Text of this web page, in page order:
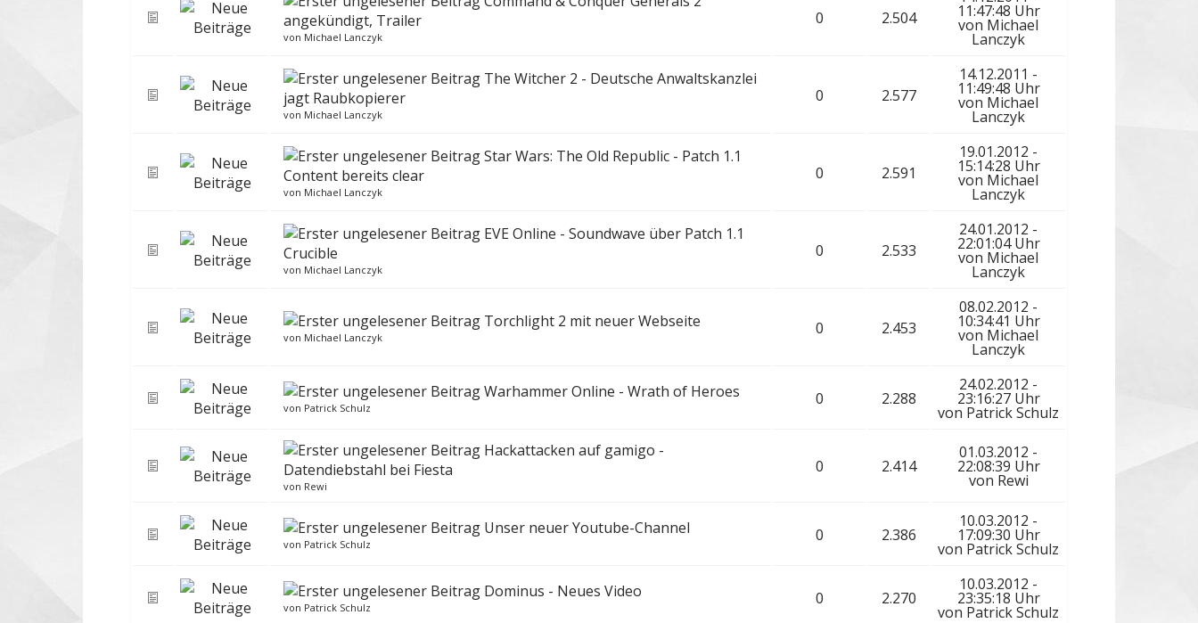
angekündigt, Trailer
von Michael Lanczyk
0 2.504 11:47:48 Uhr
von Michael
Lanczyk
The Witcher 2 - Deutsche Anwaltskanzlei
jagt Raubkopierer
von Michael Lanczyk
0 2.577
14.12.2011 -
11:49:48 Uhr
von Michael
Lanczyk
Star Wars: The Old Republic - Patch 1.1
Content bereits clear
von Michael Lanczyk
0 2.591
19.01.2012 -
15:14:28 Uhr
von Michael
Lanczyk
EVE Online - Soundwave über Patch 1.1
Crucible
von Michael Lanczyk
0 2.533
24.01.2012 -
22:01:04 Uhr
von Michael
Lanczyk
Torchlight 2 mit neuer Webseite
von Michael Lanczyk 0 2.453
08.02.2012 -
10:34:41 Uhr
von Michael
Lanczyk
Warhammer Online - Wrath of Heroes
von Patrick Schulz 0 2.288
24.02.2012 -
23:16:27 Uhr
von Patrick Schulz
Hackattacken auf gamigo -
Datendiebstahl bei Fiesta
von Rewi
0 2.414
01.03.2012 -
22:08:39 Uhr
von Rewi
Unser neuer Youtube-Channel
von Patrick Schulz 0 2.386
10.03.2012 -
17:09:30 Uhr
von Patrick Schulz
Dominus - Neues Video
von Patrick Schulz 0 2.270
10.03.2012 -
23:35:18 Uhr
von Patrick Schulz